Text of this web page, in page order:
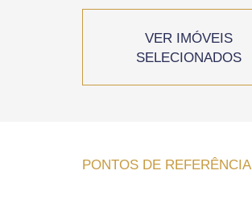
VER IMÓVEIS
SELECIONADOS
PONTOS DE REFERÊNCIA